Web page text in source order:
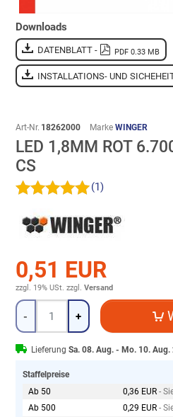
Downloads
DATENBLATT - PDF 0.33 MB
INSTALLATIONS- UND
Art-Nr. 18262000 Marke WINGER
LED 1,8MM ROT
CS
(1)
0,51 EUR
zzgl. 19% USt. zzgl. Versand
Menge
- +
Lieferung Sa. 08. Aug. - Mo. 10. Aug.
Staffelpreise
Ab 50
0,36 EUR -
Ab 500
0,29 EUR -